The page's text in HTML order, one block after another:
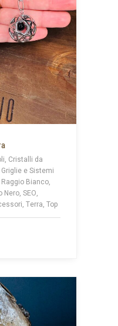
Cristalli da
e Sistemi
Bianco,
SEO,
Terra, Top